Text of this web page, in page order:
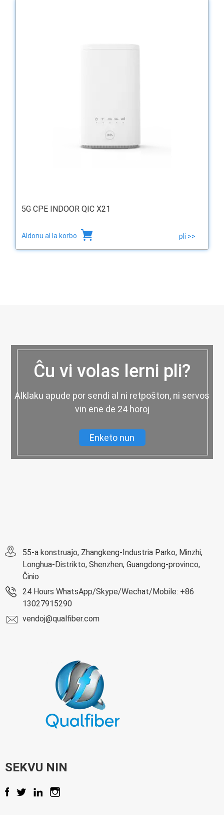
5G CPE INDOOR QIC X21
Aldonu al la korbo pli >>
Ĉu vi volas lerni pli?
Alklaku apude por sendi al ni retpoŝton, ni servos
vin ene de 24 horoj
Enketo nun
55-a konstruaĵo, Zhangkeng-Industria Parko, Minzhi,
Longhua-Distrikto, Shenzhen, Guangdong-provinco,
Ĉinio
24 Hours WhatsApp/Skype/Wechat/Mobile: +86
13027915290
vendoj@qualfiber.com
SEKVU NIN